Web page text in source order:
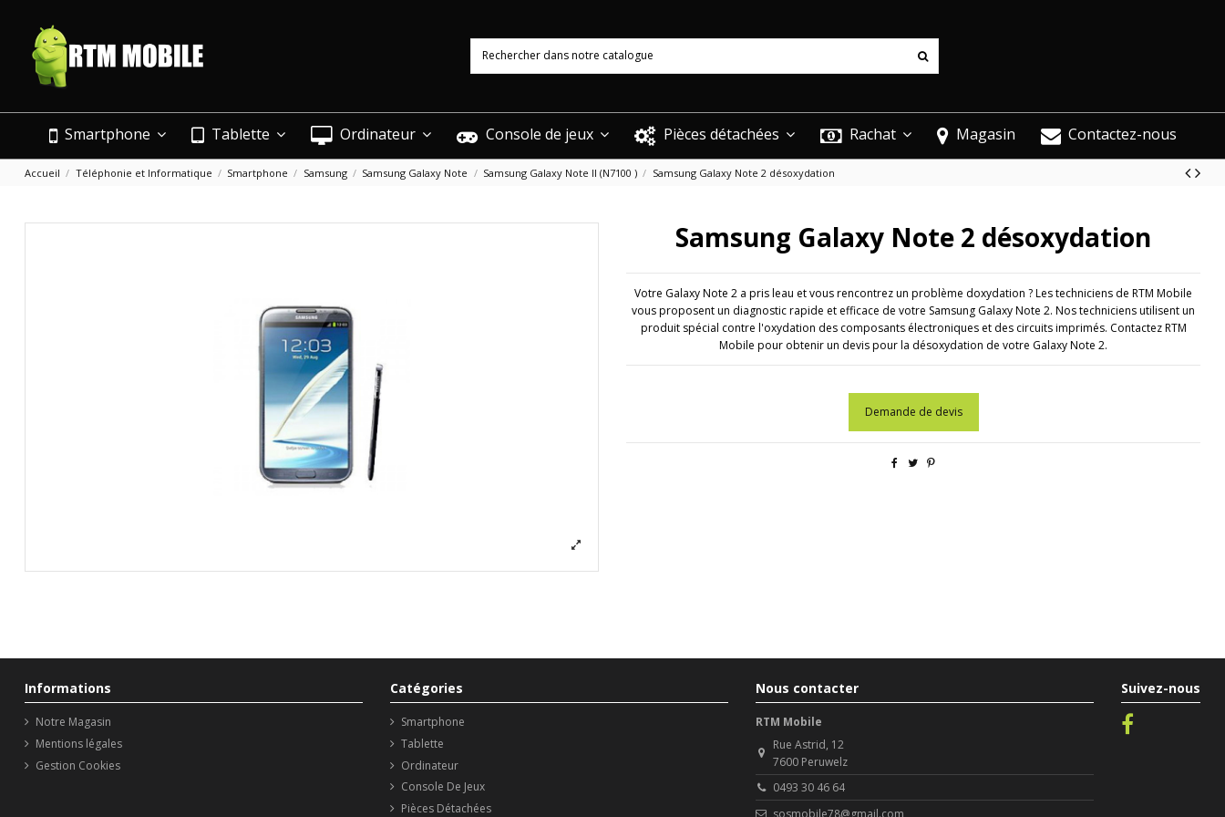
Smartphone Tablette Ordinateur Console de jeux Pièces détachées Rachat Magasin Contactez-nous
Accueil Téléphonie et Informatique Smartphone Samsung Samsung Galaxy Note Samsung Galaxy Note II (N7100 ) Samsung Galaxy Note 2 désoxydation
Samsung Galaxy Note 2 désoxydation
Votre Galaxy Note 2 a pris leau et vous rencontrez un problème doxydation ? Les techniciens de RTM Mobile
vous proposent un diagnostic rapide et efficace de votre Samsung Galaxy Note 2. Nos techniciens utilisent un
produit spécial contre l'oxydation des composants électroniques et des circuits imprimés. Contactez RTM
Mobile pour obtenir un devis pour la désoxydation de votre Galaxy Note 2.
Demande de devis
Informations
Notre Magasin
Mentions légales
Gestion Cookies
Catégories
Smartphone
Tablette
Ordinateur
Console De Jeux
Pièces Détachées
Nous contacter
RTM Mobile
Rue Astrid, 12
7600 Peruwelz
0493 30 46 64
sosmobile78@gmail.com
Suivez-nous